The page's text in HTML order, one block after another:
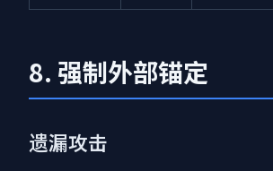
8. 强制外部锚定
遗漏攻击